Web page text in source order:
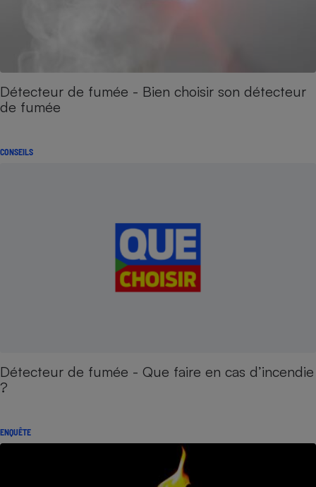
Détecteur de fumée - Bien choisir son détecteur
de fumée
CONSEILS
Détecteur de fumée - Que faire en cas d’incendie
?
ENQUÊTE